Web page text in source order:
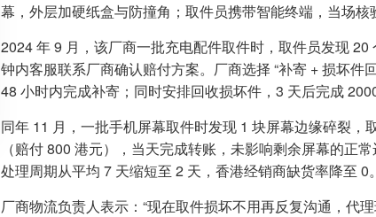
幕，外层加硬纸盒与防撞角；取件员携带智能终端，当场核
2024 年 9 月，该厂商一批充电配件取件时，取件员发现
钟内客服联系厂商确认赔付方案。厂商选择 “补寄 + 损坏件
48 小时内完成补寄；同时安排回收损坏件，3 天后完成
同年 11 月，一批手机屏幕取件时发现 1 块屏幕边缘碎裂
（赔付 800 港元），当天完成转账，未影响剩余屏幕的正
处理周期从平均 7 天缩短至 2 天，香港经销商缺货率降至 0。
厂商物流负责人表示：“现在取件损坏不用再反复沟通，代